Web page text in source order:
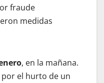
fraude
medidas
, en la mañana.
el hurto de un